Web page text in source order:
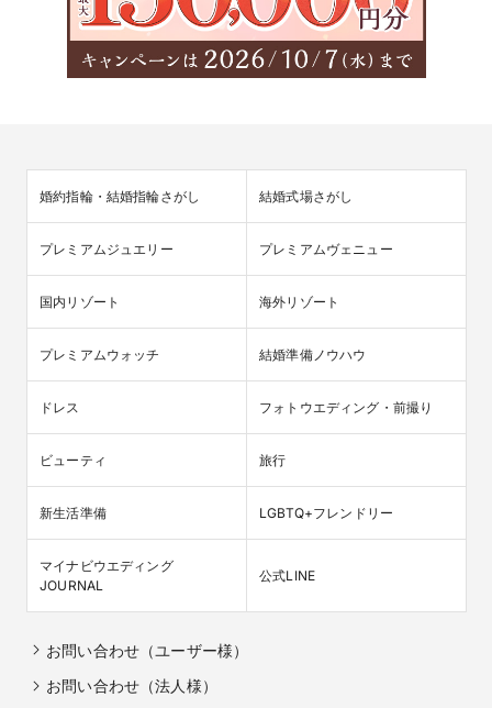
婚約指輪・結婚指輪さがし 結婚式場さがし
プレミアムジュエリー プレミアムヴェニュー
国内リゾート 海外リゾート
プレミアムウォッチ 結婚準備ノウハウ
ドレス フォトウエディング・前撮り
ビューティ 旅行
新生活準備 LGBTQ+フレンドリー
マイナビウエディング
JOURNAL
公式LINE
お問い合わせ（ユーザー様）
お問い合わせ（法人様）